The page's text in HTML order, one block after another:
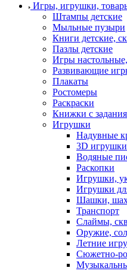
Игры, игрушки,
Штампы детские
Мыльные пузыри
Книги детские,
Пазлы детские
Игры
Развивающие
Плакаты
Ростомеры
Раскраски
Книжки с
Игрушки
Надувные
3D
Водяные
Раскопки
Игрушки,
Игрушки
Шашки,
Транспорт
Слаймы,
Оружие,
Летние
Сюжетно-